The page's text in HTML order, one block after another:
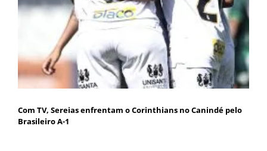
Com TV, Sereias enfrentam o Corinthians no Canindé pelo
Brasileiro A-1